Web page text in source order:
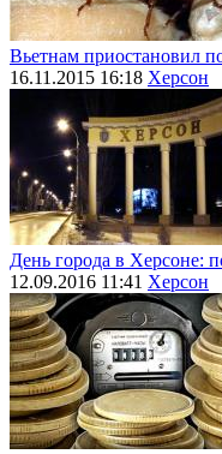
Вьетнам приостановил
16.11.2015 16:18 Херсон
День города в Херсоне:
12.09.2016 11:41 Херсон